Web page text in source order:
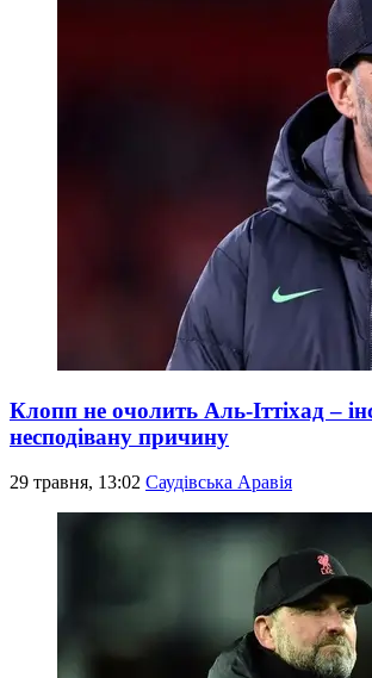
Клопп не очолить Аль-Іттіхад –
несподівану причину
29 травня, 13:02 Саудівська Аравія